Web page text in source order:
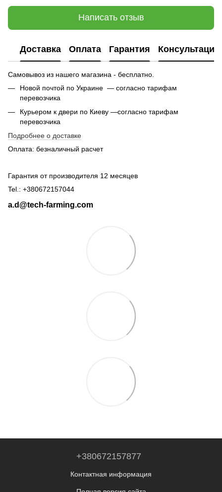
Написать отзыв
Доставка Оплата Гарантия Консультация
Самовывоз из нашего магазина - бесплатно.
Новой почтой по Украине — согласно тарифам
перевозчика
Курьером к двери по Киеву —согласно тарифам
перевозчика
Подробнее о доставке
Оплата: безналичный расчет
Гарантия от производителя 12 месяцев
Tel.: +380672157044
a.d@tech-farming.com
+380672157877
Контактная информация